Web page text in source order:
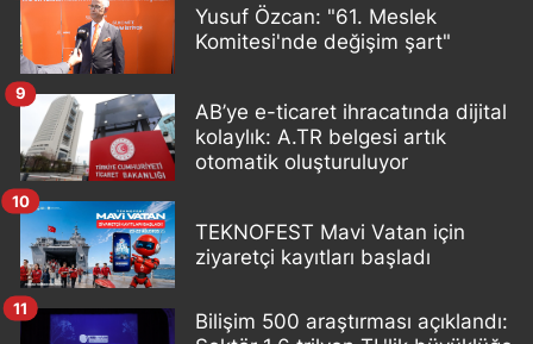
Yusuf Özcan: "61. Meslek
Komitesi'nde değişim şart"
AB’ye e-ticaret ihracatında dijital
kolaylık: A.TR belgesi artık
otomatik oluşturuluyor
9
TEKNOFEST Mavi Vatan için
ziyaretçi kayıtları başladı
10
Bilişim 500 araştırması açıklandı:
11